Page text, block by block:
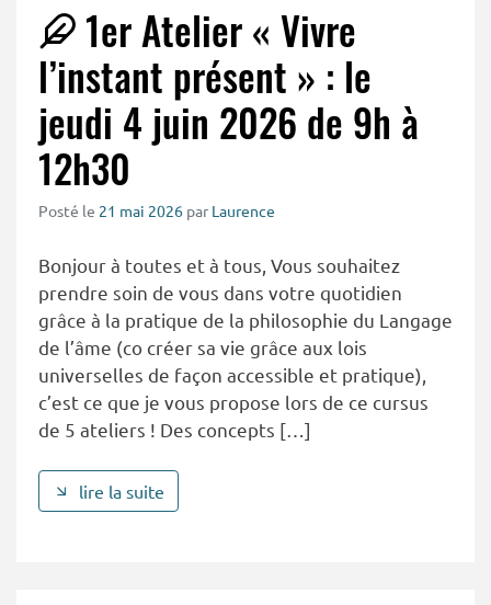
1er Atelier « Vivre
l’instant présent » : le
jeudi 4 juin 2026 de 9h à
12h30
Posté le 21 mai 2026 par Laurence
Bonjour à toutes et à tous, Vous souhaitez
prendre soin de vous dans votre quotidien
grâce à la pratique de la philosophie du Langage
de l’âme (co créer sa vie grâce aux lois
universelles de façon accessible et pratique),
c’est ce que je vous propose lors de ce cursus
de 5 ateliers ! Des concepts […]
lire la suite